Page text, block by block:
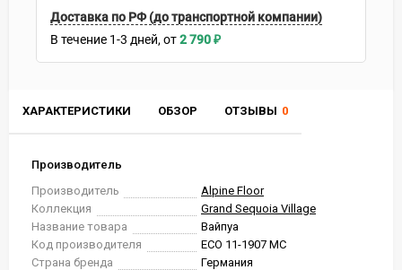
ХАРАКТЕРИСТИКИ ОБЗОР ОТЗЫВЫ 0
Производитель
Производитель
Alpine Floor
Коллекция
Grand Sequoia Village
Название товара
Вайпуа
Код производителя
ECO 11-1907 MC
Страна бренда
Германия
Доставка по РФ (до транспортной компании)
В течение 1-3 дней 2 790₽